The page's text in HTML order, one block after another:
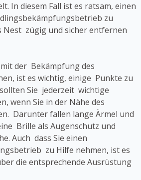
In diesem Fall ist es ratsam, einen
zu
Nest zügig und sicher entfernen
der Bekämpfung des
ist es wichtig, einige Punkte zu
Sie jederzeit wichtige
wenn Sie in der Nähe des
Darunter fallen lange Ärmel und
Brille als Augenschutz und
Auch dass Sie einen
zu Hilfe nehmen, ist es
die entsprechende Ausrüstung